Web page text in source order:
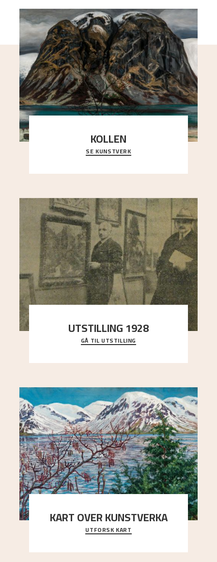
KOLLEN
Et ruvende fjell dominerer bildeflaten, og står i
sterk kontrast til det spinkle rognetreet ute
SE KUNSTVERK
UTSTILLING 1928
Då Astrup døydde i 1928, tok vennene Moritz
Kaland og Simon Thorbjørnsen initiativ til å
GÅ TIL UTSTILLING
KART OVER KUNSTVERKA
Utforsk stedene og utsiktene i Astrups malerier
UTFORSK KART